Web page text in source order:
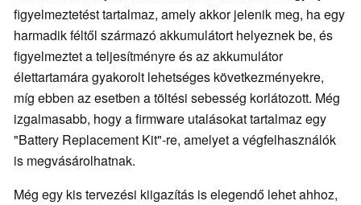
figyelmeztetést tartalmaz, amely akkor jelenik meg, ha egy
harmadik féltől származó akkumulátort helyeznek be, és
figyelmeztet a teljesítményre és az akkumulátor
élettartamára gyakorolt lehetséges következményekre,
míg ebben az esetben a töltési sebesség korlátozott. Még
izgalmasabb, hogy a firmware utalásokat tartalmaz egy
"Battery Replacement Kit"-re, amelyet a végfelhasználók
is megvásárolhatnak.
Még egy kis tervezési kiigazítás is elegendő lehet ahhoz,